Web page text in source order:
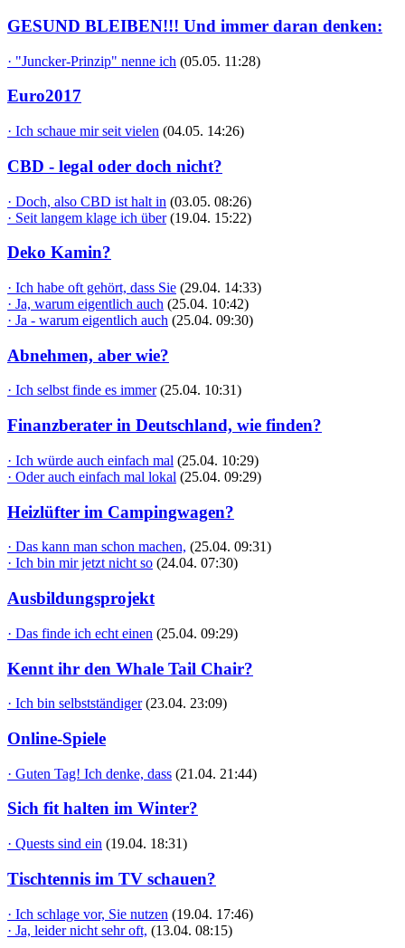
GESUND BLEIBEN!!! Und immer daran denken:
· "Juncker-Prinzip" nenne ich (05.05. 11:28)
Euro2017
· Ich schaue mir seit vielen (04.05. 14:26)
CBD - legal oder doch nicht?
· Doch, also CBD ist halt in (03.05. 08:26)
· Seit langem klage ich über (19.04. 15:22)
Deko Kamin?
· Ich habe oft gehört, dass Sie (29.04. 14:33)
· Ja, warum eigentlich auch (25.04. 10:42)
· Ja - warum eigentlich auch (25.04. 09:30)
Abnehmen, aber wie?
· Ich selbst finde es immer (25.04. 10:31)
Finanzberater in Deutschland, wie finden?
· Ich würde auch einfach mal (25.04. 10:29)
· Oder auch einfach mal lokal (25.04. 09:29)
Heizlüfter im Campingwagen?
· Das kann man schon machen, (25.04. 09:31)
· Ich bin mir jetzt nicht so (24.04. 07:30)
Ausbildungsprojekt
· Das finde ich echt einen (25.04. 09:29)
Kennt ihr den Whale Tail Chair?
· Ich bin selbstständiger (23.04. 23:09)
Online-Spiele
· Guten Tag! Ich denke, dass (21.04. 21:44)
Sich fit halten im Winter?
· Quests sind ein (19.04. 18:31)
Tischtennis im TV schauen?
· Ich schlage vor, Sie nutzen (19.04. 17:46)
· Ja, leider nicht sehr oft, (13.04. 08:15)